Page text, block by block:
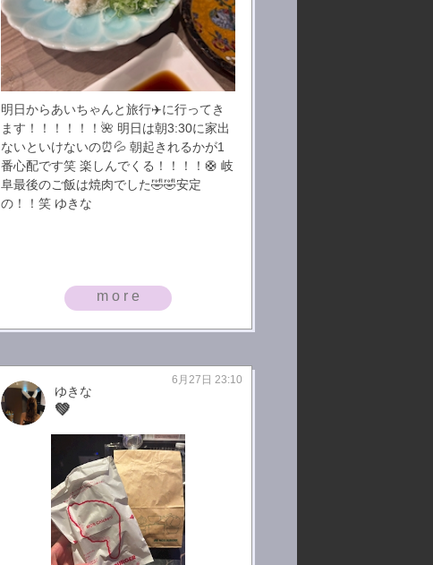
明日からあいちゃんと旅行✈️に行ってき
ます！！！！！！🌺 明日は朝3:30に家出
ないといけないの⏰💦 朝起きれるかが1
番心配です笑 楽しんでくる！！！！🛟 岐
阜最後のご飯は焼肉でした🤣🤣安定
の！！笑 ゆきな
more
ゆきな
💚
6月27日 23:10